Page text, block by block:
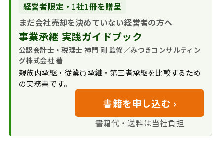
多重下請け構造か
らの脱却と経営課題の
解決
異業種によるDX推
売り手のメリッ
ト・デメリット
買い手のメリッ
ト・デメリット
IT・ソフトウェア業界の企業価値の
目安
IT・ソフトウェア業
界の売却相場と一般的
IT・ソフトウェア業
「譲渡価格を大きく左
右する」IT企業ならで
IT・ソフトウェア業界でM&Aを成功
に導くポイント
カルチャーフィットの
精査
キーマンの確実な
離職防止と丁寧なPMI
主なM&A仲介会社と業界の動向
専門的なM&A仲介
会社の役割と最新動向
みつきコンサルティングのM&A支援
事例｜IT・ソフトウェア業界
かった観光業界特化型
ソフトウェア会社の譲
IT・ソフトウェア業界のM&Aの流れ
経営者限定・1社1冊を贈呈
まだ会社売却を決めていない経営者の方へ
事業承継 実践ガイドブック
公認会計士・税理士 神門 剛 監修／みつきコンサルティン
グ株式会社 著
親族内承継・従業員承継・第三者承継を比較するため
の実務書です。
書籍を申し込む ›
書籍代・送料は当社負担